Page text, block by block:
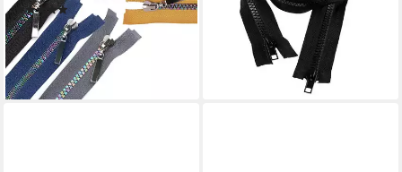
(4)
ab 2,57 €
lieferbar - in 3-4 Werktagen bei dir
Farbwahl, schwarz
2,78 €
lieferbar - in 3-4 Werktagen bei dir
+6